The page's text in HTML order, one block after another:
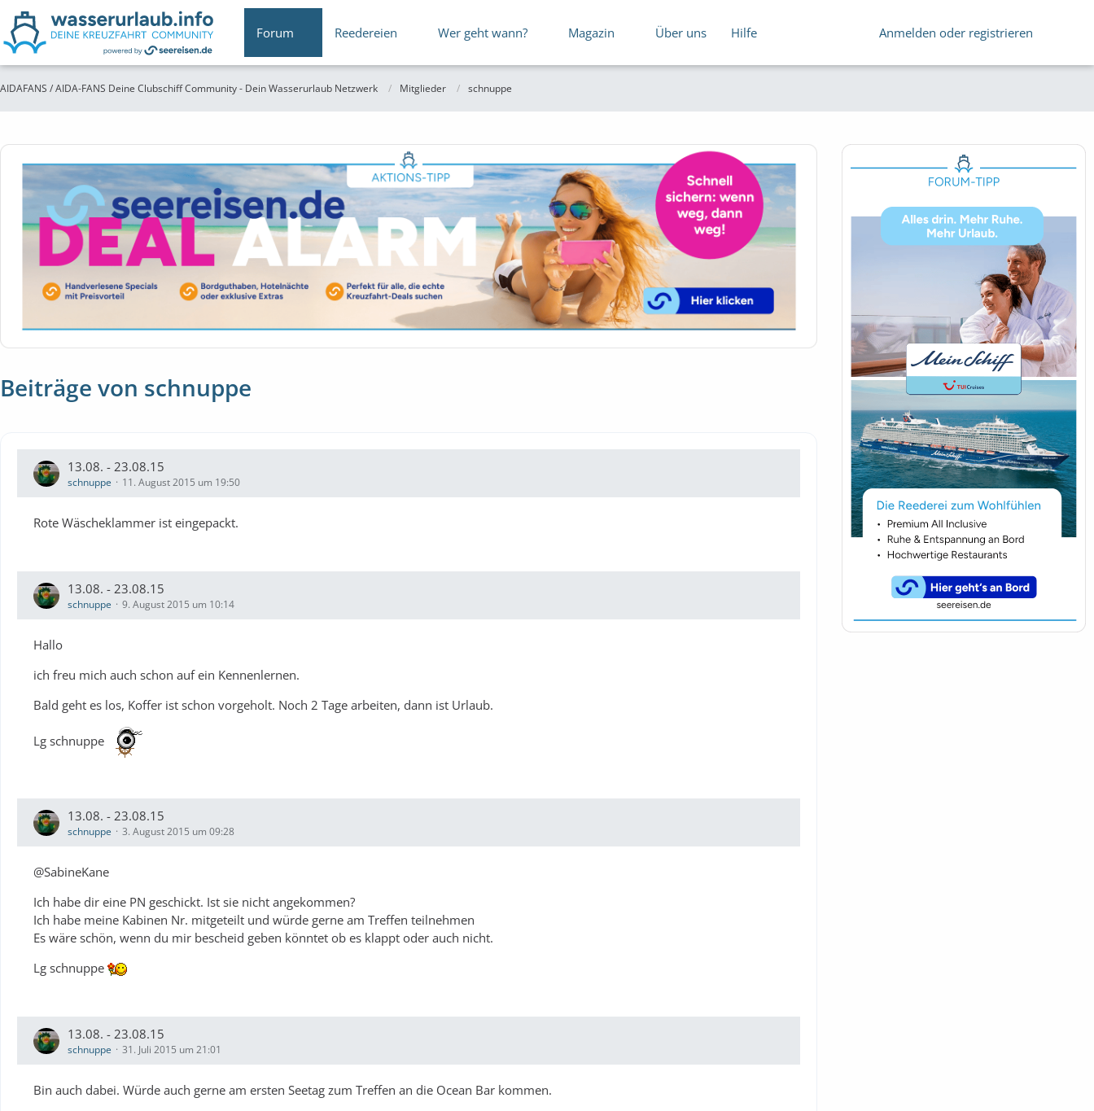
Forum Reedereien Wer geht wann? Magazin Über uns Hilfe Anmelden oder registrieren
AIDAFANS / AIDA-FANS Deine Clubschiff Community - Dein Wasserurlaub Netzwerk Mitglieder schnuppe
Beiträge von schnuppe
13.08. - 23.08.15
schnuppe 11. August 2015 um 19:50
Rote Wäscheklammer ist eingepackt.
13.08. - 23.08.15
schnuppe 9. August 2015 um 10:14
Hallo
ich freu mich auch schon auf ein Kennenlernen.
Bald geht es los, Koffer ist schon vorgeholt. Noch 2 Tage arbeiten, dann ist Urlaub.
Lg schnuppe
13.08. - 23.08.15
schnuppe 3. August 2015 um 09:28
@SabineKane
Ich habe dir eine PN geschickt. Ist sie nicht angekommen?
Ich habe meine Kabinen Nr. mitgeteilt und würde gerne am Treffen teilnehmen
Es wäre schön, wenn du mir bescheid geben könntet ob es klappt oder auch nicht.
Lg schnuppe
13.08. - 23.08.15
schnuppe 31. Juli 2015 um 21:01
Bin auch dabei. Würde auch gerne am ersten Seetag zum Treffen an die Ocean Bar kommen.